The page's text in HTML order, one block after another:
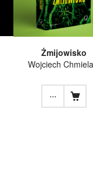
Żmijowisko
Wojciech
...